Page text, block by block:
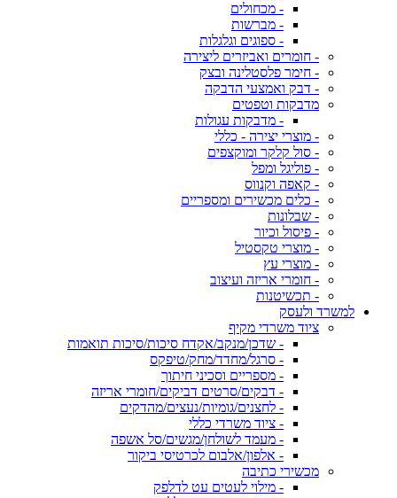
- מכחולים
- מברשות
- ספוגים וגלגלות
- חומרים ואביזרים ליצירה
- חימר פלסטלינה ובצק
- דבק ואמצעי הדבקה
מדבקות וטפטים
- מדבקות עגולות
- מוצרי יצירה - כללי
- סול קלקר ומוקצפים
- פוליגל ומפל
- קאפה וקנווס
- כלים מכשירים ומספריים
- שבלונות
- פיסול וכיור
- מוצרי טקסטיל
- מוצרי עץ
- חומרי אריזה ועיצוב
- תכשיטנות
למשרד ולעסק
ציוד משרדי מקיף
- שדכן/מנקב/אקדח סיכות/סיכות תואמות
- סרגל/מחדד/מחק/טיפקס
- מספריים וסכיני חיתוך
- דבקים/סרטים דביקים/חומרי אריזה
- לחצנים/גומיות/נעצים/מהדקים
- ציוד משרדי כללי
- מעמד לשולחן/מגשים/סל אשפה
- אלפון/אלבום לכרטיסי ביקור
מכשירי כתיבה
- מילוי לעטים עט לדלפק